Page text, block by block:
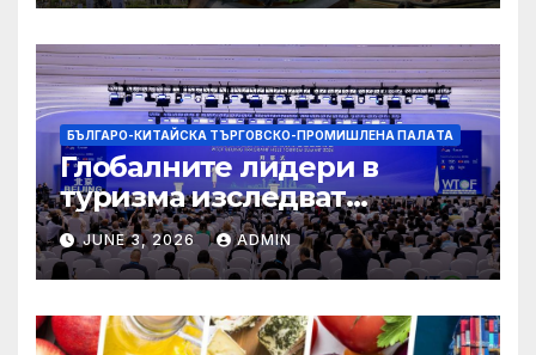
БЪЛГАРО-КИТАЙСКА ТЪРГОВСКО-ПРОМИШЛЕНА ПАЛAТА
Глобалните лидери в
туризма изследват
бъдещето на пътуването,
управлявано от AI
JUNE 3, 2026 ADMIN